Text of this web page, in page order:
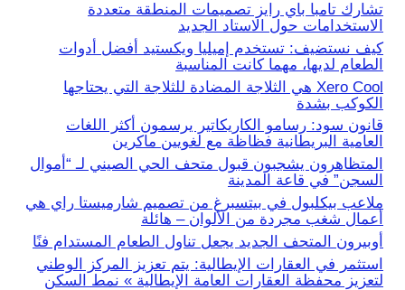
تشارك تامبا باي رايز تصميمات المنطقة متعددة
الاستخدامات حول الاستاد الجديد
كيف نستضيف: تستخدم إميليا ويكستيد أفضل أدوات
الطعام لديها، مهما كانت المناسبة
Xero Cool هي الثلاجة المضادة للثلاجة التي يحتاجها
الكوكب بشدة
قانون سود: رسامو الكاريكاتير يرسمون أكثر اللغات
العامية البريطانية فظاظة مع لغويين ماكرين
المتظاهرون يشجبون قبول متحف الحي الصيني لـ “أموال
السجن” في قاعة المدينة
ملاعب بيكلبول في بيتسبرغ من تصميم شارميستا راي هي
أعمال شغب مجردة من الألوان – هائلة
أوبيرون المتحف الجديد يجعل تناول الطعام المستدام فنًا
استثمر في العقارات الإيطالية: يتم تعزيز المركز الوطني
لتعزيز محفظة العقارات العامة الإيطالية » نمط السكن